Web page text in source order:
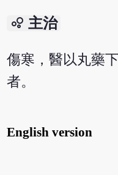
bubble_chart 主治
傷寒，醫以丸藥
者。
English version